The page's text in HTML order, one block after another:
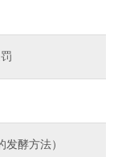
酵方法）